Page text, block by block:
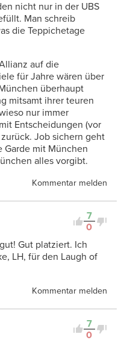
nicht nur in der UBS
Man schreib
die Teppichetage
auf die
für Jahre wären über
überhaupt
mitsamt ihrer teuren
nur immer
Entscheidungen (vor
Job sichern geht
Garde mit München
alles vorgibt.
Kommentar melden
7
0
Gut platziert. Ich
LH, für den Laugh of
Kommentar melden
7
0